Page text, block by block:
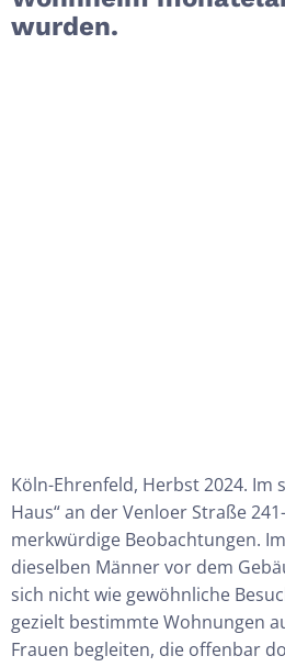
wurden.
Köln-Ehrenfeld, Herbst 2024. Im
Haus“ an der Venloer Straße
merkwürdige Beobachtungen.
dieselben Männer vor dem
sich nicht wie gewöhnliche
gezielt bestimmte Wohnungen
Frauen begleiten, die offenbar